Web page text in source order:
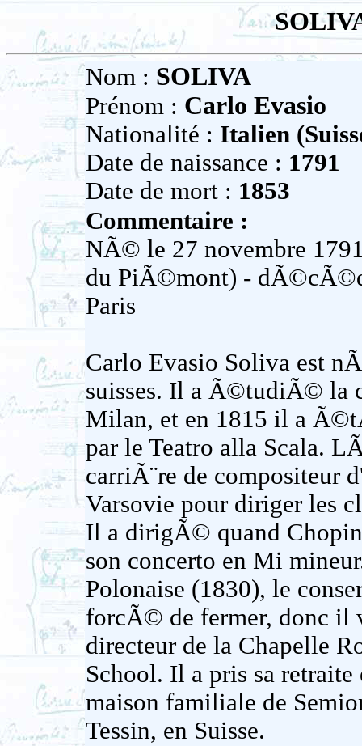
Nom : SOLIVA
Prénom : Carlo Evasio
Nationalité : Italien
Date de naissance : 1791
Date de mort : 1853
Commentaire :
NÃ© le 27 novembre
du PiÃ©mont) -
Paris
Carlo Evasio Soliva est
suisses. Il a Ã©tudiÃ© la
Milan, et en 1815 il a
par le Teatro alla Scala.
carriÃ¨re de
Varsovie pour diriger les
Il a dirigÃ© quand
son concerto en Mi
Polonaise (1830), le
forcÃ© de fermer, donc il
directeur de la Chapelle
School. Il a pris sa
maison familiale de
Tessin, en Suisse.